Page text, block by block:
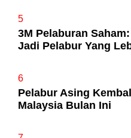
5
3M Pelaburan
Jadi Pelabur Yang
6
Pelabur Asing
Malaysia Bulan Ini